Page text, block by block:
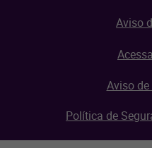
Aviso
Aviso
Política de